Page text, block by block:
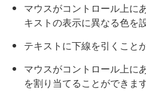
マウスがコントロール上に
キストの表示に異なる色を
テキストに下線を引くこと
マウスがコントロール上に
を割り当てることができます